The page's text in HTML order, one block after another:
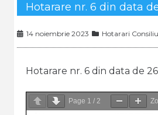
Hotarare nr. 6 din data
14 noiembrie 2023 Hotarari
Hotarare nr. 6 din data de
Page 1 / 2